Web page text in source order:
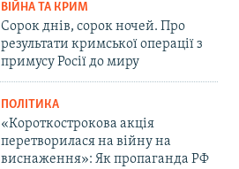
ВІЙНА ТА КРИМ
Сорок днів, сорок ночей. Про
результати кримської операції з
примусу Росії до миру
ПОЛІТИКА
«Короткострокова акція
перетворилася на війну на
виснаження»: Як пропаганда РФ